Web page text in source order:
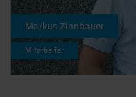
Markus Zinnbauer
Mitarbeiter